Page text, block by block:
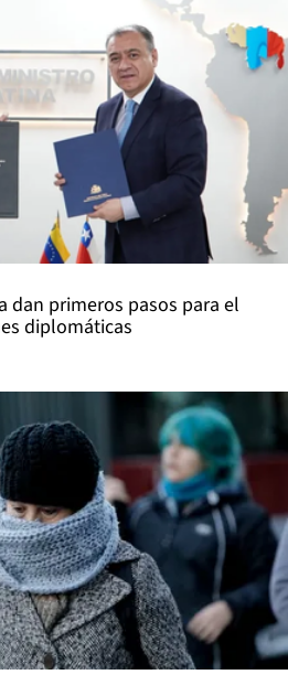
dan primeros pasos para el
diplomáticas